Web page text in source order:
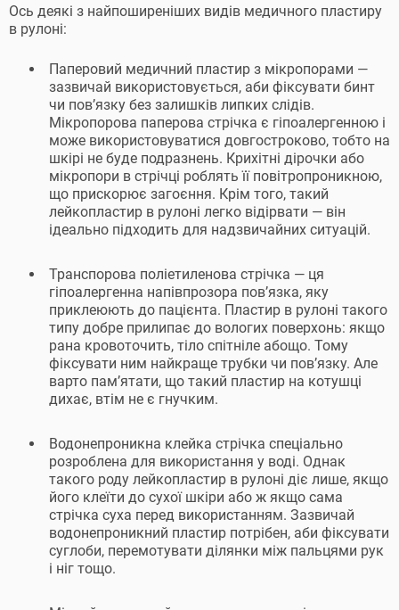
Ось деякі з найпоширеніших видів медичного пластиру
в рулоні:
Паперовий медичний пластир з мікропорами —
зазвичай використовується, аби фіксувати бинт
чи пов’язку без залишків липких слідів.
Мікропорова паперова стрічка є гіпоалергенною і
може використовуватися довгостроково, тобто на
шкірі не буде подразнень. Крихітні дірочки або
мікропори в стрічці роблять її повітропроникною,
що прискорює загоєння. Крім того, такий
лейкопластир в рулоні легко відірвати — він
ідеально підходить для надзвичайних ситуацій.
Транспорова поліетиленова стрічка — ця
гіпоалергенна напівпрозора пов’язка, яку
приклеюють до пацієнта. Пластир в рулоні такого
типу добре прилипає до вологих поверхонь: якщо
рана кровоточить, тіло спітніле абощо. Тому
фіксувати ним найкраще трубки чи пов’язку. Але
варто пам’ятати, що такий пластир на котушці
дихає, втім не є гнучким.
Водонепроникна клейка стрічка спеціально
розроблена для використання у воді. Однак
такого роду лейкопластир в рулоні діє лише, якщо
його клеїти до сухої шкіри або ж якщо сама
стрічка суха перед використанням. Зазвичай
водонепроникний пластир потрібен, аби фіксувати
суглоби, перемотувати ділянки між пальцями рук
і ніг тощо.